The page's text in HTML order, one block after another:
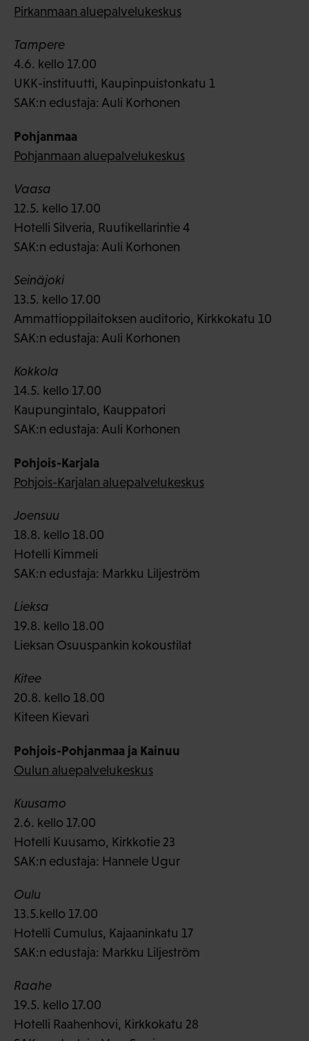
Pirkanmaan aluepalvelukeskus
Tampere
4.6. kello 17.00
UKK-instituutti, Kaupinpuistonkatu 1
SAK:n edustaja: Auli Korhonen
Pohjanmaa
Pohjanmaan aluepalvelukeskus
Vaasa
12.5. kello 17.00
Hotelli Silveria, Ruutikellarintie 4
SAK:n edustaja: Auli Korhonen
Seinäjoki
13.5. kello 17.00
Ammattioppilaitoksen auditorio, Kirkkokatu 10
SAK:n edustaja: Auli Korhonen
Kokkola
14.5. kello 17.00
Kaupungintalo, Kauppatori
SAK:n edustaja: Auli Korhonen
Pohjois-Karjala
Pohjois-Karjalan aluepalvelukeskus
Joensuu
18.8. kello 18.00
Hotelli Kimmeli
SAK:n edustaja: Markku Liljeström
Lieksa
19.8. kello 18.00
Lieksan Osuuspankin kokoustilat
Kitee
20.8. kello 18.00
Kiteen Kievari
Pohjois-Pohjanmaa ja Kainuu
Oulun aluepalvelukeskus
Kuusamo
2.6. kello 17.00
Hotelli Kuusamo, Kirkkotie 23
SAK:n edustaja: Hannele Ugur
Oulu
13.5.kello 17.00
Hotelli Cumulus, Kajaaninkatu 17
SAK:n edustaja: Markku Liljeström
Raahe
19.5. kello 17.00
Hotelli Raahenhovi, Kirkkokatu 28